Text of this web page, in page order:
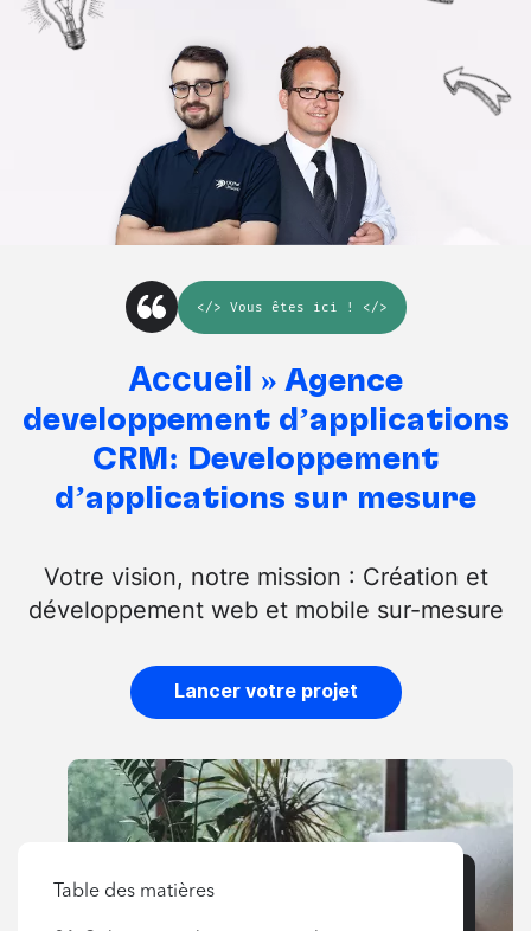
</> Vous êtes ici ! </>
Accueil » Agence
développement d’applications
CRM: Développement
d’applications sur mesure
Votre vision, notre mission : Création et
développement web et mobile sur-mesure
Lancer votre projet
Table des matières